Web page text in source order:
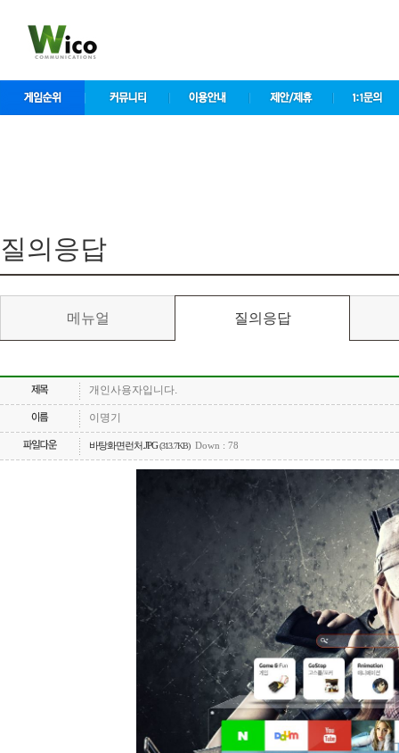
제안/제휴 1:1문의
질의응답
메뉴얼 질의응답
개인사용자입니다.
이명기
바탕화면런처.JPG(313.7KB) Down : 78